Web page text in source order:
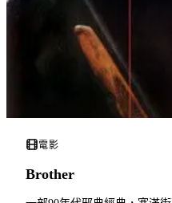
電影
Brother